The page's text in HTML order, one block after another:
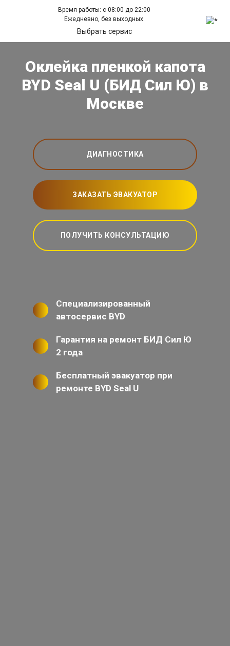
Время работы: с 08:00 до 22:00
Ежедневно, без выходных.
Выбрать сервис
Оклейка пленкой капота
BYD Seal U (БИД Сил Ю) в
Москве
ДИАГНОСТИКА
ЗАКАЗАТЬ ЭВАКУАТОР
ПОЛУЧИТЬ КОНСУЛЬТАЦИЮ
Специализированный
автосервис BYD
Гарантия на ремонт БИД Сил Ю
2 года
Бесплатный эвакуатор при
ремонте BYD Seal U